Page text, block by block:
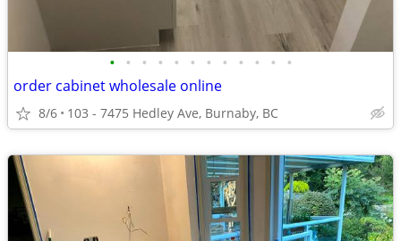
• • • • • • • • • • • •
order cabinet wholesale online
8/6 103 - 7475 Hedley Ave, Burnaby, BC